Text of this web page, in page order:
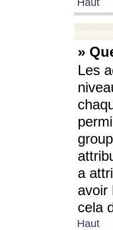
Haut
»
Les
a
avoir
cela
Haut